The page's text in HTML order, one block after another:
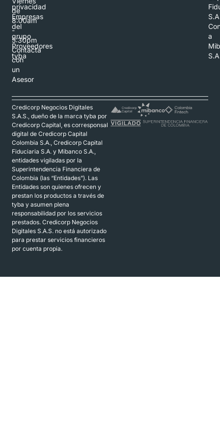
de
8:00am
-
5:30pm
Contacta
con
un
Asesor
privacidad
Empresas
del
grupo
Proveedores
tyba
a
Credicorp Negocios Digitales
S.A.S., dueño de la marca tyba por
Credicorp Capital, es corresponsal
digital de Credicorp Capital
Colombia S.A., Credicorp Capital
Fiduciaria S.A. y Mibanco S.A.,
entidades vigiladas por la
Superintendencia Financiera de
Colombia (las “Entidades”). Las
Entidades son quienes ofrecen y
prestan los productos a través de
tyba y asumen plena
responsabilidad por los servicios
prestados. Credicorp Negocios
Digitales S.A.S. no está autorizado
para prestar servicios financieros
por cuenta propia.